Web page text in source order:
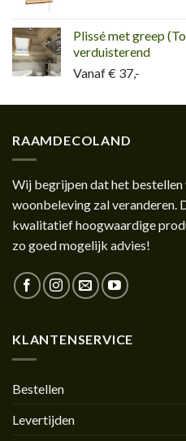
Plissé met greep
verduisterend
Vanaf € 37,-
RAAMDECOLAND
Wij begrijpen dat het
woonbeleving zal veranderen.
kwalitatief hoogwaardige
zo goed mogelijk advies!
KLANTENSERVICE
Bestellen
Levertijden